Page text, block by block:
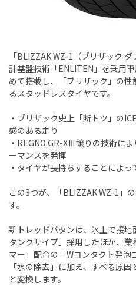
「BLIZZAK WZ-1（ブリザック
計基盤技術「ENLITEN」を乗用
めて搭載し、「ブリザック」の
るスタッドレスタイヤです。
・ブリザック史上「断トツ」の
感のある走り
・REGNO GR-XⅢ譲りの技術に
ーマンスを発揮
・タイヤが長持ちすることによ
この3つが、「BLIZZAK WZ-1」
す。
新トレッドパタンは、氷上で接
タンクサイプ」採用したほか、
マー」配合の「Wコンタクト発
「水の除去」に加え、すべる原
と変換します。